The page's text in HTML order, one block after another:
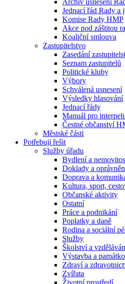
Archiv usnesení
Jednací řád Rady a
Komise Rady HMP
Akce pod záštitou
Koaliční smlouva
Zastupitelstvo
Zasedání
Seznam zastupitelů
Politické kluby
Výbory
Schválená usnesení
Výsledky hlasování
Jednací řády
Manuál pro
Čestné občanství
Městské části
Potřebuji řešit
Služby úřadu
Bydlení a
Doklady a
Doprava a
Kultura, sport,
Občanské aktivity
Ostatní
Práce a podnikání
Poplatky a daně
Rodina a sociální
Služby
Školství a
Výstavba a
Zdraví a
Zvířata
Životní prostředí